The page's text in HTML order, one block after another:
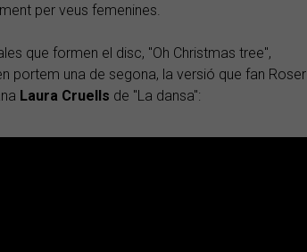
per veus femenines.
que formen el disc, "Oh Christmas tree",
portem una de segona, la versió que fan Roser
Laura Cruells de "La dansa":